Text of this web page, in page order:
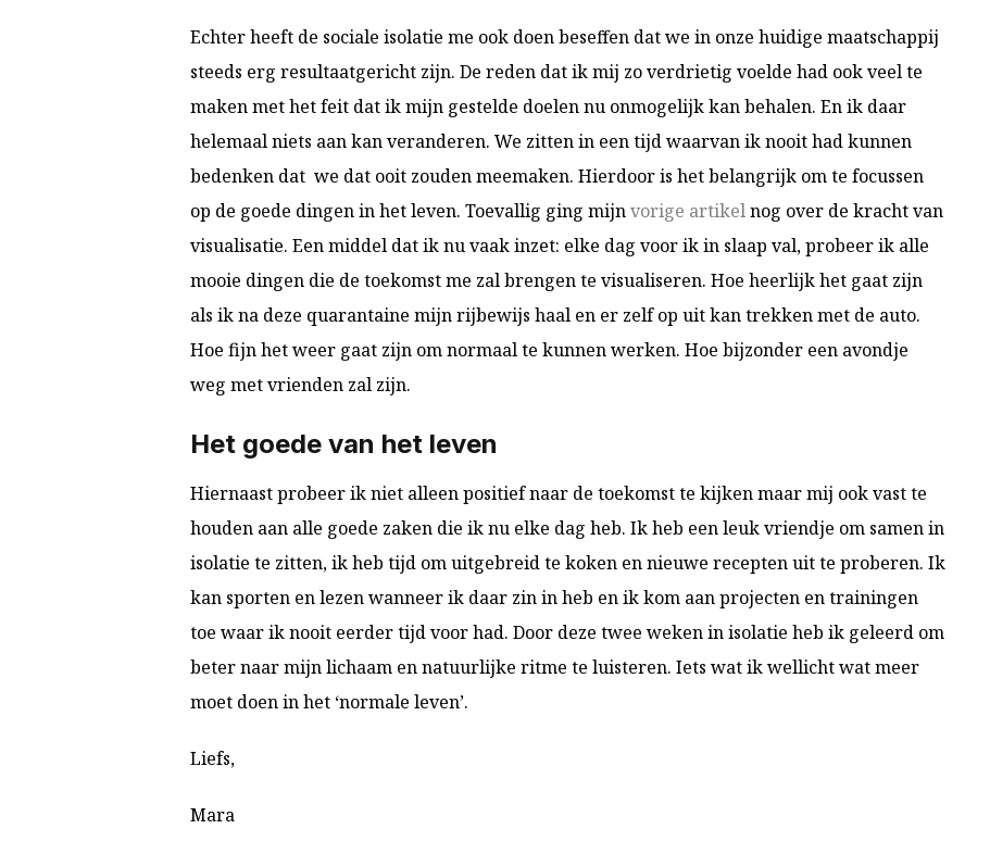
Echter heeft de sociale isolatie me ook doen beseffen dat we in onze huidige maatschappij
steeds erg resultaatgericht zijn. De reden dat ik mij zo verdrietig voelde had ook veel te
maken met het feit dat ik mijn gestelde doelen nu onmogelijk kan behalen. En ik daar
helemaal niets aan kan veranderen. We zitten in een tijd waarvan ik nooit had kunnen
bedenken dat we dat ooit zouden meemaken. Hierdoor is het belangrijk om te focussen
op de goede dingen in het leven. Toevallig ging mijnvorige artikelnog over de kracht van
visualisatie. Een middel dat ik nu vaak inzet: elke dag voor ik in slaap val, probeer ik alle
mooie dingen die de toekomst me zal brengen te visualiseren. Hoe heerlijk het gaat zijn
als ik na deze quarantaine mijn rijbewijs haal en er zelf op uit kan trekken met de auto.
Hoe fijn het weer gaat zijn om normaal te kunnen werken. Hoe bijzonder een avondje
weg met vrienden zal zijn.
Het goede van het leven
Hiernaast probeer ik niet alleen positief naar de toekomst te kijken maar mij ook vast te
houden aan alle goede zaken die ik nu elke dag heb. Ik heb een leuk vriendje om samen in
isolatie te zitten, ik heb tijd om uitgebreid te koken en nieuwe recepten uit te proberen. Ik
kan sporten en lezen wanneer ik daar zin in heb en ik kom aan projecten en trainingen
toe waar ik nooit eerder tijd voor had. Door deze twee weken in isolatie heb ik geleerd om
beter naar mijn lichaam en natuurlijke ritme te luisteren. Iets wat ik wellicht wat meer
moet doen in het ‘normale leven’.
Liefs,
Mara